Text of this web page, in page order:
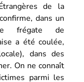
de la
dans un
frégate de
a été coulée,
dans des
On ne connaît
parmi les